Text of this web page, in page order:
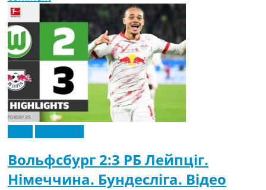
Вольфсбург 2:3 РБ Лейпціг.
Німеччина. Бундесліга. Відео